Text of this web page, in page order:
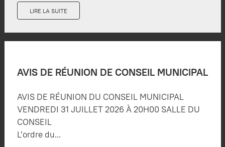
LIRE LA SUITE
AVIS DE RÉUNION DE CONSEIL MUNICIPAL
AVIS DE RÉUNION DU CONSEIL MUNICIPAL
VENDREDI 31 JUILLET 2026 À 20H00 SALLE DU
CONSEIL
L’ordre du...